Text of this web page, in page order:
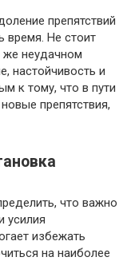
препятствий
время. Не стоит
же неудачном
настойчивость и
к тому, что в пути
препятствия,
что важно
усилия
избежать
на наиболее